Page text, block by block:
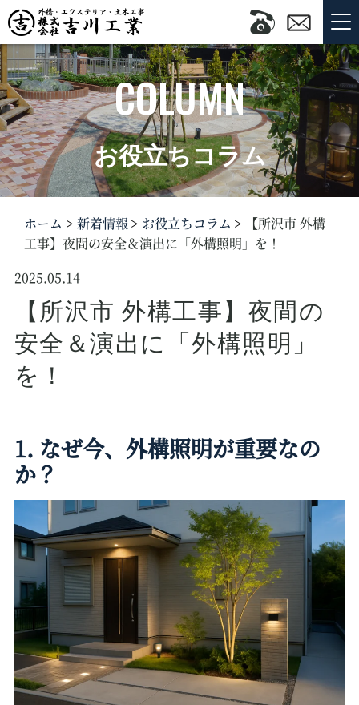
COLUMN
お役立ちコラム
ホーム 新着情報 お役立ちコラム
【所沢市 外構
工事】夜間の安全＆演出に「外構照明」を！
2025.05.14
【所沢市 外構工事】夜間の
安全＆演出に「外構照明」
を！
1. なぜ今、外構照明が重要なの
か？